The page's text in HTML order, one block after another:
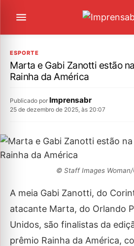
ESPORTE
Marta e Gabi Zanotti estão
Rainha da América
Publicado por Imprensabr
25 de dezembro de 2025, às 20:07
© Staff Images Woman/
A meia Gabi Zanotti, do
atacante Marta, do Orlando
Unidos, são finalistas da
prêmio Rainha da América,